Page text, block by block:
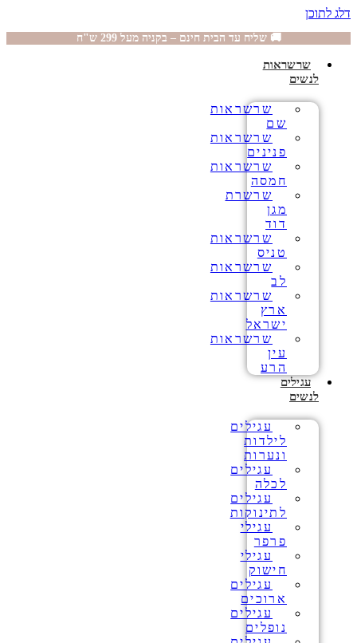
דלג לתוכן
🚚 שליח עד הבית חינם – בקניה מעל 299 ש"ח
שרשראות
לנשים
שרשראות
שם
שרשראות
פנינים
שרשראות
חמסה
שרשרת
מגן
דוד
שרשראות
טניס
שרשראות
לב
שרשראות
ארץ
ישראל
שרשראות
עין
הרע
עגילים
לנשים
עגילים
לילדות
ונערות
עגילים
לכלה
עגילים
לתינוקות
עגילי
פרפר
עגילי
חישוק
עגילים
ארוכים
עגילים
נופלים